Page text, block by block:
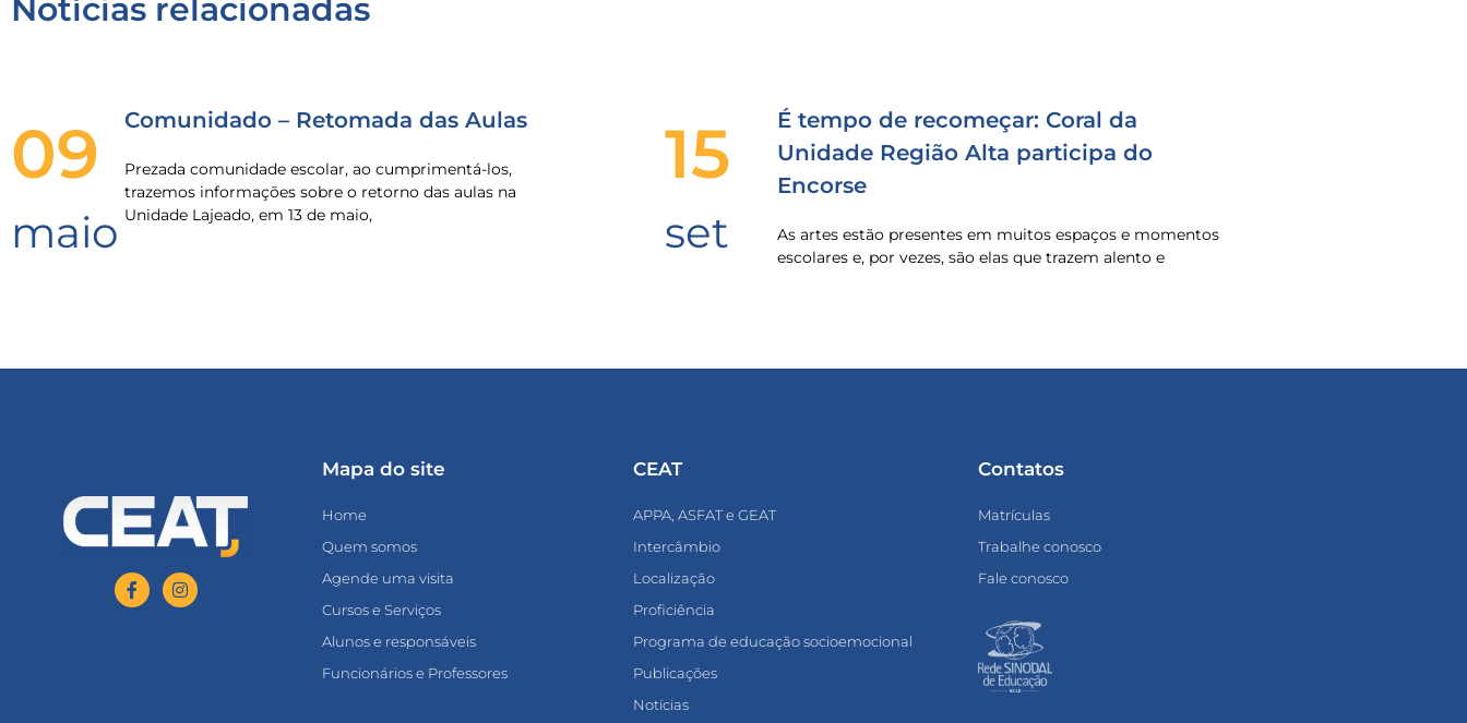
Notícias relacionadas
09
maio
Comunidado – Retomada das Aulas
Prezada comunidade escolar, ao cumprimentá-los,
trazemos informações sobre o retorno das aulas na
Unidade Lajeado, em 13 de maio,
15
set
É tempo de recomeçar: Coral da
Unidade Região Alta participa do
Encorse
As artes estão presentes em muitos espaços e momentos
escolares e, por vezes, são elas que trazem alento e
Mapa do site
Home
Quem somos
Agende uma visita
Cursos e Serviços
Alunos e responsáveis
Funcionários e Professores
CEAT
APPA, ASFAT e GEAT
Intercâmbio
Localização
Proficiência
Programa de educação socioemocional
Publicações
Notícias
Contatos
Matrículas
Trabalhe conosco
Fale conosco